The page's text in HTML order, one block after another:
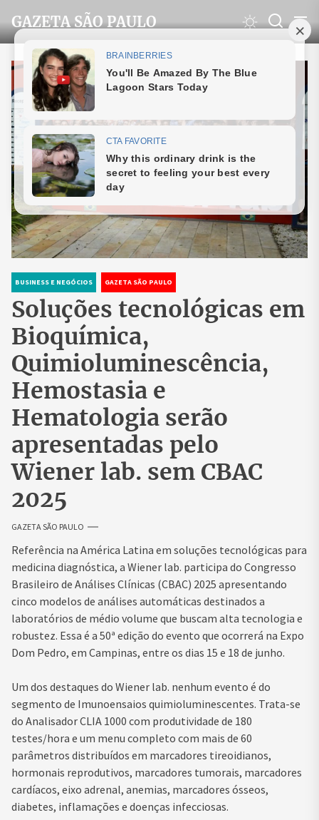
to
the
content
GAZETA SÃO PAULO
BUSINESS E NEGÓCIOS GAZETA SÃO PAULO
Soluções tecnológicas em
Bioquímica,
Quimioluminescência,
Hemostasia e
Hematologia serão
apresentadas pelo
Wiener lab. sem CBAC
2025
GAZETA SÃO PAULO
Referência na América Latina em soluções tecnológicas para
medicina diagnóstica, a Wiener lab. participa do Congresso
Brasileiro de Análises Clínicas (CBAC) 2025 apresentando
cinco modelos de análises automáticas destinados a
laboratórios de médio volume que buscam alta tecnologia e
robustez. Essa é a 50ª edição do evento que ocorrerá na Expo
Dom Pedro, em Campinas, entre os dias 15 e 18 de junho.
Um dos destaques do Wiener lab. nenhum evento é do
segmento de Imunoensaios quimioluminescentes. Trata-se
do Analisador CLIA 1000 com produtividade de 180
testes/hora e um menu completo com mais de 60
parâmetros distribuídos em marcadores tireoidianos,
hormonais reprodutivos, marcadores tumorais, marcadores
cardíacos, eixo adrenal, anemias, marcadores ósseos,
diabetes, inflamações e doenças infecciosas.